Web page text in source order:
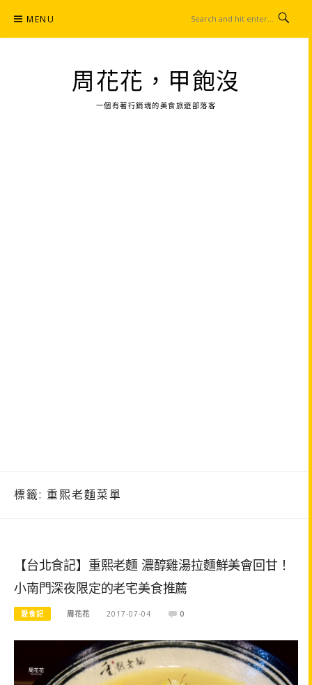
content
MENU
周花花，甲飽沒
一個有著行銷魂的美食旅遊部落客
標籤: 重熙老麵菜單
【台北食記】重熙老麵 濃醇雞湯拉麵鮮美會回甘！
小南門深夜限定的老宅美食推薦
愛食記 周花花 2017-07-04 0